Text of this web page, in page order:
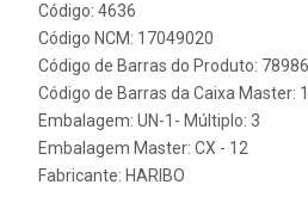
Código: 4636
Código NCM: 17049020
Código de Barras do Produto:
Código de Barras da Caixa Master:
Embalagem: UN-1- Múltiplo: 3
Embalagem Master: CX - 12
Fabricante: HARIBO